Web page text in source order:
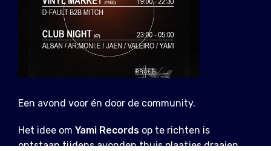
Een avond voor én door de community.
Het idee om Yami Records op te richten is
ontstaan tijdens avonden thuis plaatjes draaien